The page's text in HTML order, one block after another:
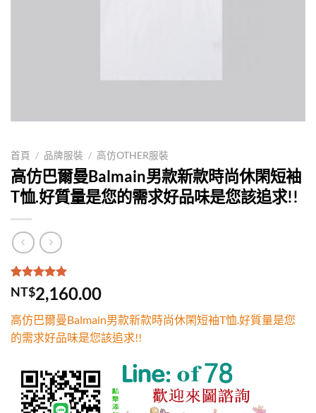
首頁 / 品牌服裝 / 高仿OTHER服裝
高仿巴爾曼Balmain男款新款時尚休閑短袖
T恤.好質量是您的需求好品味是您該追求!!
評分5.00 /
5，已有
1
位
分
NT$2,160.00
高仿巴爾曼Balmain男款新款時尚休閑短袖T恤.好質量是您
的需求好品味是您該追求!!